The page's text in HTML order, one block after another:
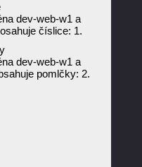
dev-web-w1 a
číslice: 1.
dev-web-w1 a
pomlčky: 2.